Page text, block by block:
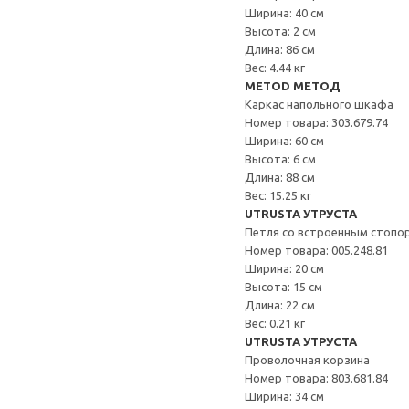
Ширина: 40 см
Высота: 2 см
Длина: 86 см
Вес: 4.44 кг
METOD МЕТОД
Каркас напольного шкафа
Номер товара: 303.679.74
Ширина: 60 см
Высота: 6 см
Длина: 88 см
Вес: 15.25 кг
UTRUSTA УТРУСТА
Петля со встроенным
Номер товара: 005.248.81
Ширина: 20 см
Высота: 15 см
Длина: 22 см
Вес: 0.21 кг
UTRUSTA УТРУСТА
Проволочная корзина
Номер товара: 803.681.84
Ширина: 34 см